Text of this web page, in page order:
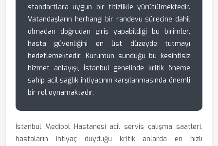
standartlara uygun bir titizlikle yürütülmektedir.
Vatandaşların herhangi bir randevu sürecine dahil
olmadan doğrudan giriş yapabildiği bu birimler,
hasta güvenliğini en üst düzeyde tutmayı
hedeflemektedir. Kurumun sunduğu bu kesintisiz
hizmet anlayışı, İstanbul genelinde kritik öneme
sahip acil sağlık ihtiyacının karşılanmasında önemli
bir rol oynamaktadır.
İstanbul Medipol Hastanesi acil servis çalışma saatleri,
hastaların ihtiyaç duyduğu kritik anlarda en hızlı